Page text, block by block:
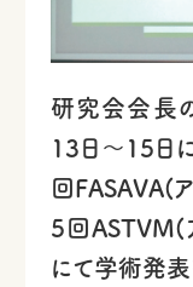
研究会会長
13日～15日
回FASAVA(
5回ASTVM(
にて学術発表